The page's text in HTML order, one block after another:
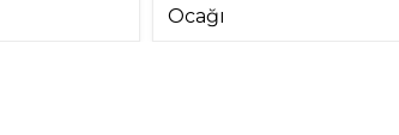
Ocağı